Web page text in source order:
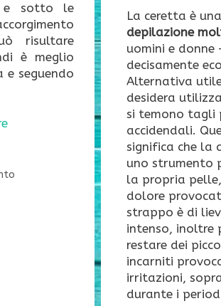
e sotto le
risultare
è meglio
seguendo
La ceretta è una
depilazione
uomini e donne
decisamente
Alternativa
desidera
si temono tagli
accidendali.
significa che la
uno strumento
la propria
dolore
strappo è di
intenso, inoltre
restare dei
incarniti
irritazioni,
durante i